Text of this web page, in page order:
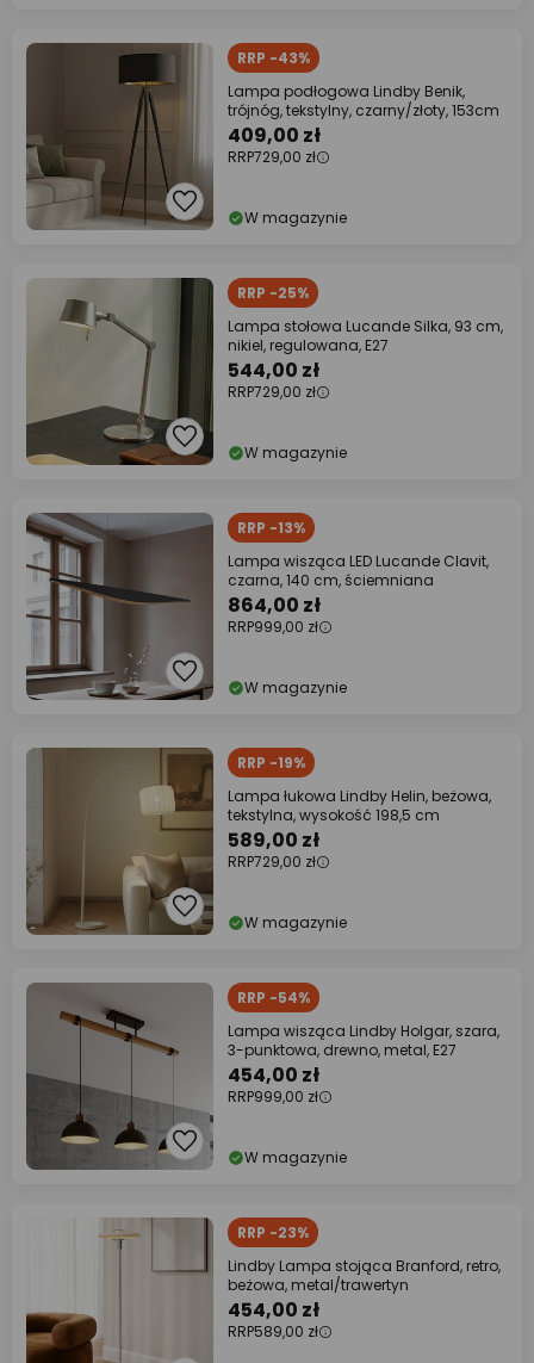
RRP -43%
Lampa podłogowa Lindby Benik,
trójnóg, tekstylny, czarny/złoty, 153cm
409,00 zł
RRP729,00 zł
W magazynie
RRP -25%
Lampa stołowa Lucande Silka, 93 cm,
nikiel, regulowana, E27
544,00 zł
RRP729,00 zł
W magazynie
RRP -13%
Lampa wisząca LED Lucande Clavit,
czarna, 140 cm, ściemniana
864,00 zł
RRP999,00 zł
W magazynie
RRP -19%
Lampa łukowa Lindby Helin, beżowa,
tekstylna, wysokość 198,5 cm
589,00 zł
RRP729,00 zł
W magazynie
RRP -54%
Lampa wisząca Lindby Holgar, szara,
3-punktowa, drewno, metal, E27
454,00 zł
RRP999,00 zł
W magazynie
RRP -23%
Lindby Lampa stojąca Branford, retro,
beżowa, metal/trawertyn
454,00 zł
RRP589,00 zł